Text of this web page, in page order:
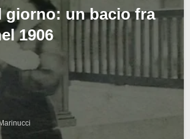
giorno: un bacio fra
1906